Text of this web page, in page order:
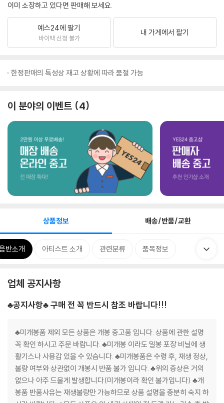
이미 소장하고 있다면 판매해 보세요.
예스24에 팔기
바이백 신청 불가
내 가게에서 팔기
한정판매의 특성상 재고 상황에 따라 품절 가능
이 분야의 이벤트 4
상품정보 배송/반품/교환
반소개 아티스트 소개 관련분류 품목정보
업체 공지사항
♣공지사항♣ 구매 전 꼭 반드시 참조 바랍니다!!!
♣미개봉품 제외 모든 상품은 개봉 중고품 입니다. 상품에 관한 설명
꼭 확인 하시고 주문 바랍니다. ♣미개봉 이라도 밀봉 포장 비닐에 생
활기스나 사용감 있을 수 있습니다. ♣미개봉품은 수령 후, 재생 정상,
불량 여부와 상관없이 개봉시 반품 불가 입니다. ♣위의 증상은 거의
없으나 아주 드물게 발생합니다(미개봉이라 확인 불가입니다) ♣개
봉품 반품사유는 재생불량만 가능하므로 상품 설명을 충분히 숙지 하